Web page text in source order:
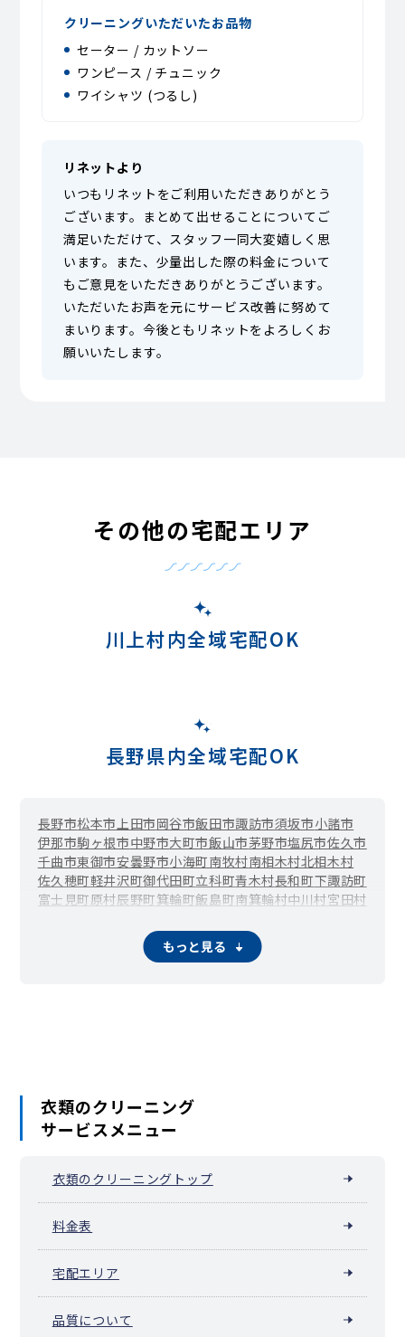
クリーニングいただいたお品物
セーター / カットソー
ワンピース / チュニック
ワイシャツ (つるし)
リネットより
いつもリネットをご利用いただきありがとう
ございます。まとめて出せることについてご
満足いただけて、スタッフ一同大変嬉しく思
います。また、少量出した際の料金について
もご意見をいただきありがとうございます。
いただいたお声を元にサービス改善に努めて
まいります。今後ともリネットをよろしくお
願いいたします。
その他の宅配エリア
川上村内全域宅配OK
長野県内全域宅配OK
長野市松本市 上田市岡谷市飯田市諏訪市須坂市小諸市
伊那市駒ヶ根市中野市大町市飯山市茅野市塩尻市佐久市
千曲市東御市安曇野市小海町南牧村南相木村北相木村
佐久穂町軽井沢町御代田町立科町青木村長和町下諏訪町
富士見町原村辰野町箕輪町飯島町南箕輪村中川村宮田村
喬木村豊丘村大鹿村上松町
木曽町 麻績村生坂村 山形村
もっと見る
衣類のクリーニング
サービスメニュー
衣類のクリーニングトップ
料金表
宅配エリア
品質について